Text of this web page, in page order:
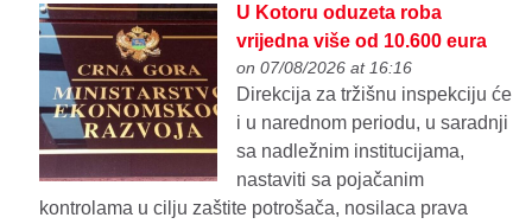
U Kotoru oduzeta roba
vrijedna više od 10.600 eura
on 07/08/2026 at 16:16
Direkcija za tržišnu inspekciju će
i u narednom periodu, u saradnji
sa nadležnim institucijama,
nastaviti sa pojačanim
kontrolama u cilju zaštite potrošača, nosilaca prava